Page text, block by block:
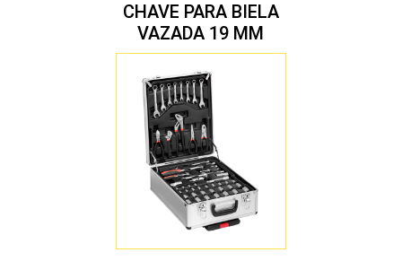
CHAVE PARA BIELA
VAZADA 19 MM